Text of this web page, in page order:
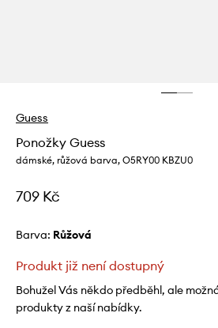
Guess
Ponožky Guess
dámské, růžová barva, O5RY00 KBZU0
709 Kč
Barva: růžová
Produkt již není dostupný
Bohužel Vás někdo předběhl, ale
produkty z naší nabídky.